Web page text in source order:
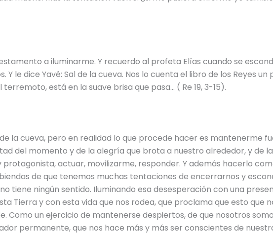
a iluminarme. Y recuerdo al profeta Elías cuando se
Y le dice Yavé: Sal de la cueva. Nos lo cuenta el libro de los Reyes
está en la suave brisa que pasa… ( Re 19, 3-15).
la cueva, pero en realidad lo que procede hacer es mantenerme
del momento y de la alegría que brota a nuestro alrededor, y de
actuar, movilizarme, responder. Y además hacerlo
de que tenemos muchas tentaciones de encerrarnos y
tiene ningún sentido. Iluminando esa desesperación con una
Tierra y con esta vida que nos rodea, que proclama que esto que
Como un ejercicio de mantenerse despiertos, de que nosotros
permanente, que nos hace más y más ser conscientes de